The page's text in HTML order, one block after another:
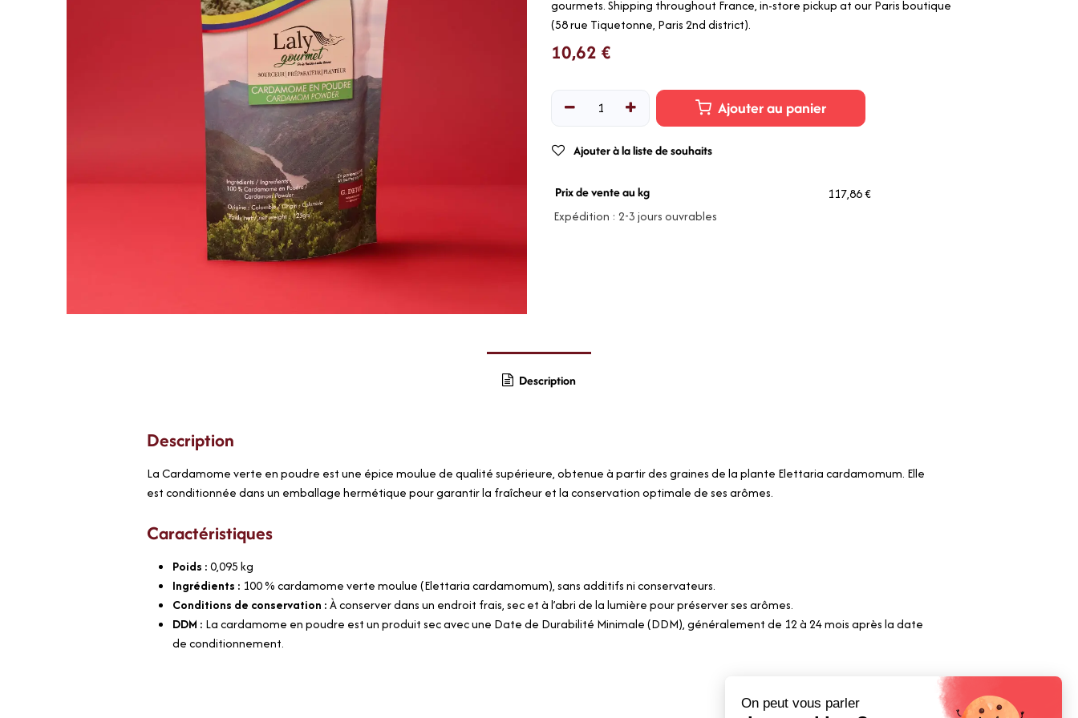
gourmets. Shipping throughout France, in-store pickup at our Paris boutique
(58 rue Tiquetonne, Paris 2nd district).
10,62 €
Ajouter au panier
Ajouter à la liste de souhaits
Prix de vente au kg
117,86 €
Expédition : 2-3 jours ouvrables
Description
Description
La Cardamome verte en poudre est une épice moulue de qualité supérieure, obtenue à partir des graines de la plante Elettaria cardamomum. Elle
est conditionnée dans un emballage hermétique pour garantir la fraîcheur et la conservation optimale de ses arômes.
Caractéristiques
Poids :0,095kg
Ingrédients : 100 % cardamome verte moulue (Elettaria cardamomum), sans additifs ni conservateurs.
Conditions de conservation :À conserver dans un endroit frais, sec et à l’abri de la lumière pour préserver ses arômes.
DDM : La cardamome en poudre est un produit sec avec une Date de Durabilité Minimale (DDM), généralement de 12 à 24 mois après la date
de conditionnement.